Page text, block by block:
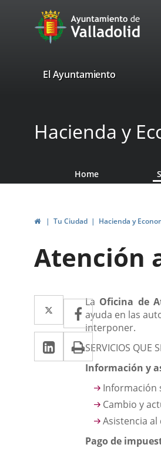
Portal
Web
Ayuntamiento
Valladolid
valladolid.es
El Ayuntamiento
Hacienda y
Home
HomeTu Ciudad Hacienda y
Atención
Twitter
Enlace
a
una
aplicación
externa.
Facebook
Enlace
a
una
aplicación
externa.
Linkedin
Enlace
a
aplicación
externa.
Print
La Oficina de
ayuda en las
interponer.
SERVICIOS QUE
Información y
Información
Cambio y
Asistencia
Pago de